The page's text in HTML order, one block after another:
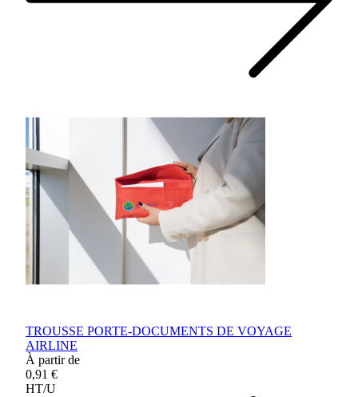
TROUSSE PORTE-DOCUMENTS DE VOYAGE
AIRLINE
À partir de
0,91 €
HT/U